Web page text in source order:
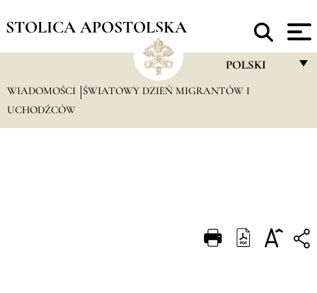
STOLICA APOSTOLSKA
POLSKI
FRANÇAIS
DEUTSCH
WIADOMOŚCI
ŚWIATOWY DZIEŃ MIGRANTÓW I
UCHODŹCÓW